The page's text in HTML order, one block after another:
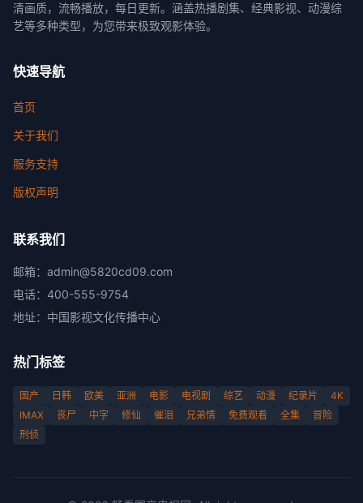
清画质，流畅播放，每日更新。涵盖热播剧集、经典影视、动漫综
艺等多种类型，为您带来极致观影体验。
快速导航
首页
关于我们
服务支持
版权声明
联系我们
邮箱： admin@5820cd09.com
电话： 400-555-9754
地址： 中国影视文化传播中心
热门标签
国产 日韩 欧美 亚洲 电影 电视剧 综艺 动漫 纪录片
4K
IMAX
丧尸 中字 修仙 催泪 兄弟情 免费观看 全集
冒险
刑侦